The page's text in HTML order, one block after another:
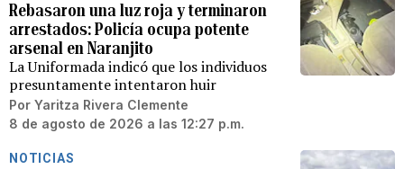
Rebasaron una luz roja y terminaron
arrestados: Policía ocupa potente
arsenal en Naranjito
La Uniformada indicó que los individuos
presuntamente intentaron huir
Por Yaritza Rivera Clemente
8 de agosto de 2026 a las 12:27 p.m.
NOTICIAS